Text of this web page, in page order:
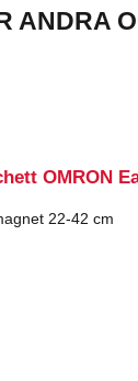
ANDRA
OMRON
22-42 cm